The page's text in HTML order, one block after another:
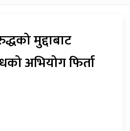
मुद्दाबाट
अभियोग फिर्ता